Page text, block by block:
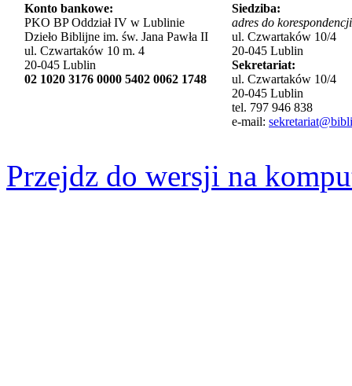
Konto bankowe:
PKO BP Oddział IV w Lublinie
Dzieło Biblijne im. św. Jana Pawła II
ul. Czwartaków 10 m. 4
20-045 Lublin
02 1020 3176 0000 5402 0062 1748
Siedziba:
adres do
ul. Czwartaków 10/4
20-045 Lublin
Sekretariat:
ul. Czwartaków 10/4
20-045 Lublin
tel. 797 946 838
e-mail:
Przejdz do wersji na